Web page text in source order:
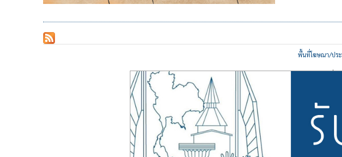
พื้นที่โฆษณา/ปร